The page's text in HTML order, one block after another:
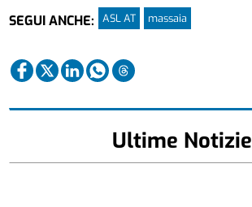
SEGUI ANCHE:
ASL AT massaia
Ultime Notizie